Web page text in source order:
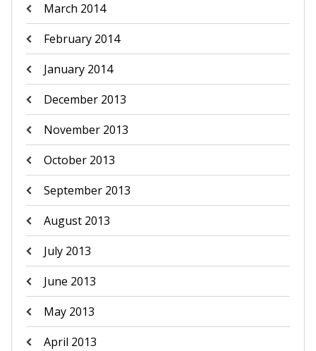
March 2014
February 2014
January 2014
December 2013
November 2013
October 2013
September 2013
August 2013
July 2013
June 2013
May 2013
April 2013